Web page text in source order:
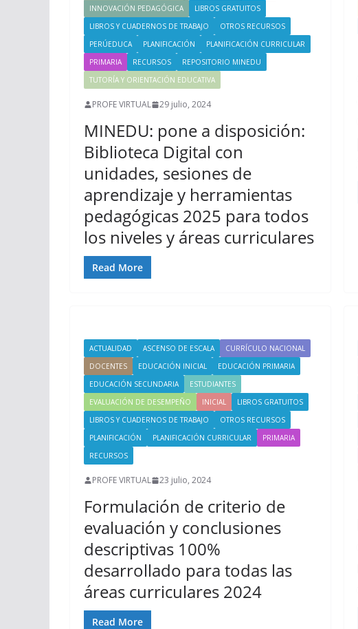
INNOVACIÓN PEDAGÓGICA
LIBROS GRATUITOS
LIBROS Y CUADERNOS DE TRABAJO
OTROS RECURSOS
PERÚEDUCA
PLANIFICACIÓN
PLANIFICACIÓN CURRICULAR
PRIMARIA
RECURSOS
REPOSITORIO MINEDU
TUTORÍA Y ORIENTACIÓN EDUCATIVA
PROFE VIRTUAL 29 julio, 2024
MINEDU: pone a disposición:
Biblioteca Digital con
unidades, sesiones de
aprendizaje y herramientas
pedagógicas 2025 para todos
los niveles y áreas curriculares
Read More
ACTUALIDAD ASCENSO DE ESCALA
CURRÍCULO NACIONAL
DOCENTES
EDUCACIÓN INICIAL
EDUCACIÓN PRIMARIA
EDUCACIÓN SECUNDARIA
ESTUDIANTES
EVALUACIÓN DE DESEMPEÑO
INICIAL
LIBROS GRATUITOS
LIBROS Y CUADERNOS DE TRABAJO
OTROS RECURSOS
PLANIFICACIÓN
PLANIFICACIÓN CURRICULAR
PRIMARIA
RECURSOS
PROFE VIRTUAL 23 julio, 2024
Formulación de criterio de
evaluación y conclusiones
descriptivas 100%
desarrollado para todas las
áreas curriculares 2024
Read More